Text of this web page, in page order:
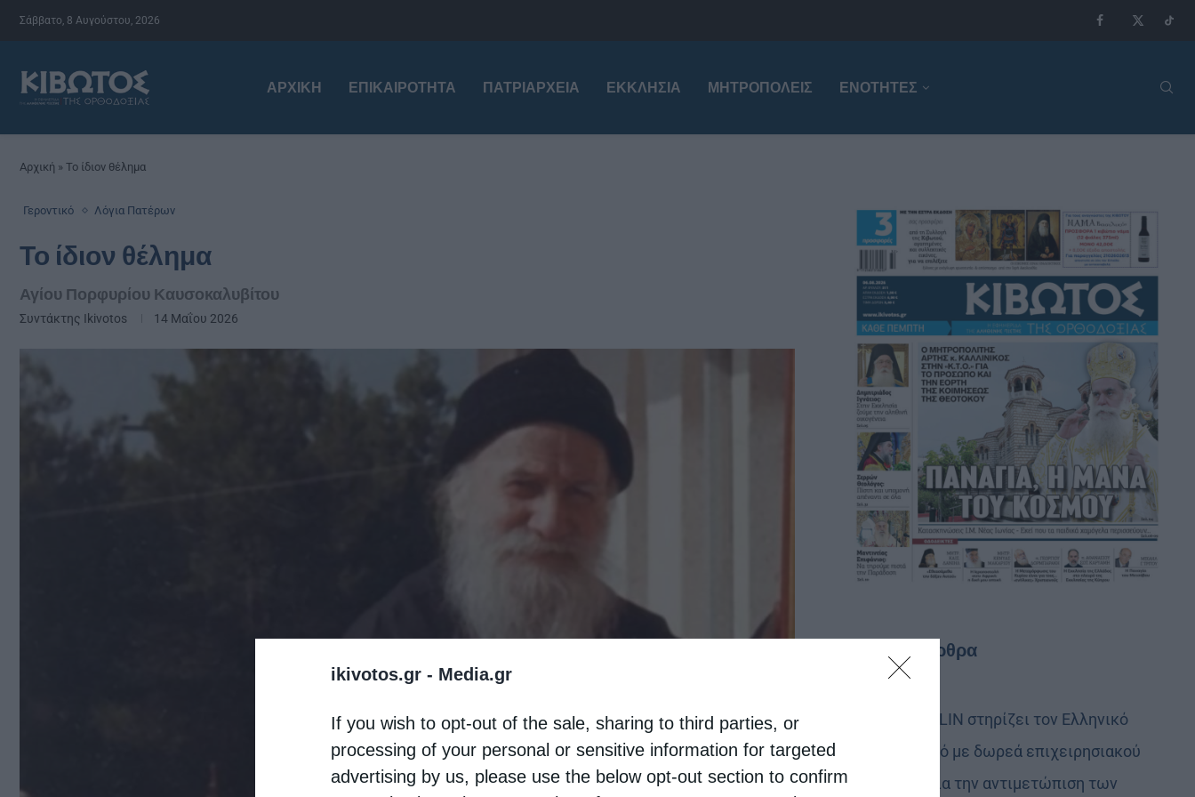
ikivotos.gr - Media.gr
If you wish to opt-out of the sale, sharing to third parties, or
processing of your personal or sensitive information for targeted
advertising by us, please use the below opt-out section to confirm
Σάββατο, 8 Αυγούστου, 2026
ΑΡΧΙΚΉ ΕΠΙΚΑΙΡΌΤΗΤΑ ΠΑΤΡΙΑΡΧΕΊΑ ΕΚΚΛΗΣΊΑ ΜΗΤΡΟΠΌΛΕΙΣ ΕΝΟΤΗΤΕΣ
Αρχική » Το ίδιον θέλημα
Γεροντικό Λόγια Πατέρων
Το ίδιον θέλημα
Αγίου Πορφυρίου Καυσοκαλυβίτου
Συντάκτης Ikivotos 14 Μαΐου 2026
Τελευταία άρθρα
Η LEROY MERLIN στηρίζει τον Ελληνικό
Ερυθρό Σταυρό με δωρεά επιχειρησιακού
εξοπλισμού για την αντιμετώπιση των